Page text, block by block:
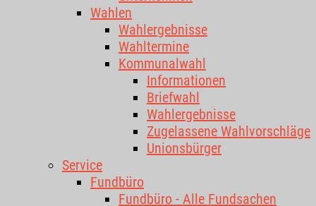
Wahlen
Wahlergebnisse
Wahltermine
Kommunalwahl
Informationen
Briefwahl
Wahlergebnisse
Zugelassene Wahlvorschläge
Unionsbürger
Service
Fundbüro
Fundbüro - Alle Fundsachen